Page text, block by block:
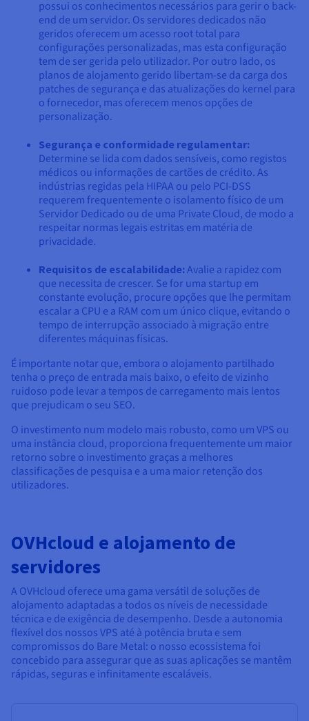
possui os conhecimentos necessários para gerir o back-
end de um servidor. Os servidores dedicados não
geridos oferecem um acesso root total para
configurações personalizadas, mas esta configuração
tem de ser gerida pelo utilizador. Por outro lado, os
planos de alojamento gerido libertam-se da carga dos
patches de segurança e das atualizações do kernel para
o fornecedor, mas oferecem menos opções de
personalização.
Segurança e conformidade regulamentar:
Determine se lida com dados sensíveis, como registos
médicos ou informações de cartões de crédito. As
indústrias regidas pela HIPAA ou pelo PCI-DSS
requerem frequentemente o isolamento físico de um
Servidor Dedicado ou de uma Private Cloud, de modo a
respeitar normas legais estritas em matéria de
privacidade.
Requisitos de escalabilidade: Avalie a rapidez com
que necessita de crescer. Se for uma startup em
constante evolução, procure opções que lhe permitam
escalar a CPU e a RAM com um único clique, evitando o
tempo de interrupção associado à migração entre
diferentes máquinas físicas.
É importante notar que, embora o alojamento partilhado
tenha o preço de entrada mais baixo, o efeito de vizinho
ruidoso pode levar a tempos de carregamento mais lentos
que prejudicam o seu SEO.
O investimento num modelo mais robusto, como um VPS ou
uma instância cloud, proporciona frequentemente um maior
retorno sobre o investimento graças a melhores
classificações de pesquisa e a uma maior retenção dos
utilizadores.
OVHcloud e alojamento de
servidores
A OVHcloud oferece uma gama versátil de soluções de
alojamento adaptadas a todos os níveis de necessidade
técnica e de exigência de desempenho. Desde a autonomia
flexível dos nossos VPS até à potência bruta e sem
compromissos do Bare Metal: o nosso ecossistema foi
concebido para assegurar que as suas aplicações se mantêm
rápidas, seguras e infinitamente escaláveis.